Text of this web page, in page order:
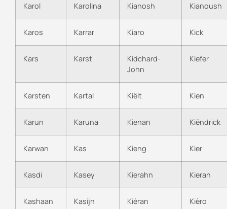
Karol Karolina Kianosh Kianoush
Karos Karrar Kiaro Kick
Kars Karst
Kidchard-
John
Kiefer
Karsten Kartal Kiëlt Kien
Karun Karuna Kienan Kiëndrick
Karwan Kas Kieng Kier
Kasdi Kasey Kierahn Kieran
Kashaan Kasijn Kiéran Kièro